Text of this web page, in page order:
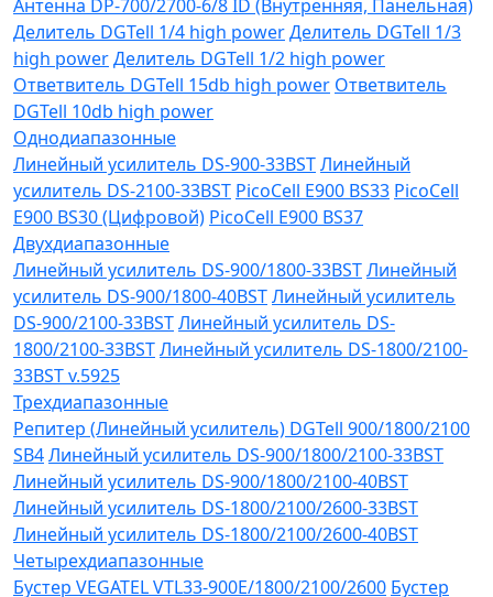
Антенна DP-700/2700-6/8 ID (Внутренняя, Панельная)
Делитель DGTell 1/4 high powerДелитель DGTell 1/3
high powerДелитель DGTell 1/2 high power
Ответвитель DGTell 15db high power Ответвитель
DGTell 10db high power
Однодиапазонные
Линейный усилитель DS-900-33BSTЛинейный
усилитель DS-2100-33BST PicoCell E900 BS33 PicoCell
E900 BS30 (Цифровой) PicoCell E900 BS37
Двухдиапазонные
Линейный усилитель DS-900/1800-33BSTЛинейный
усилитель DS-900/1800-40BSTЛинейный усилитель
DS-900/2100-33BSTЛинейный усилитель DS-
1800/2100-33BSTЛинейный усилитель DS-1800/2100-
33BST v.5925
Трехдиапазонные
Репитер (Линейный усилитель) DGTell 900/1800/2100
SB4Линейный усилитель DS-900/1800/2100-33BST
Линейный усилитель DS-900/1800/2100-40BST
Линейный усилитель DS-1800/2100/2600-33BST
Линейный усилитель DS-1800/2100/2600-40BST
Четырехдиапазонные
Бустер VEGATEL VTL33-900E/1800/2100/2600 Бустер